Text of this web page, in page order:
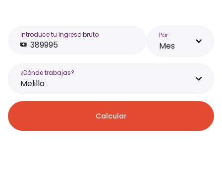
Introduce tu ingreso bruto Por
Mes
¿Dónde trabajas?
Melilla
Calcular